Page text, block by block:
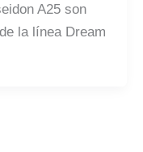
A25 son
la línea Dream